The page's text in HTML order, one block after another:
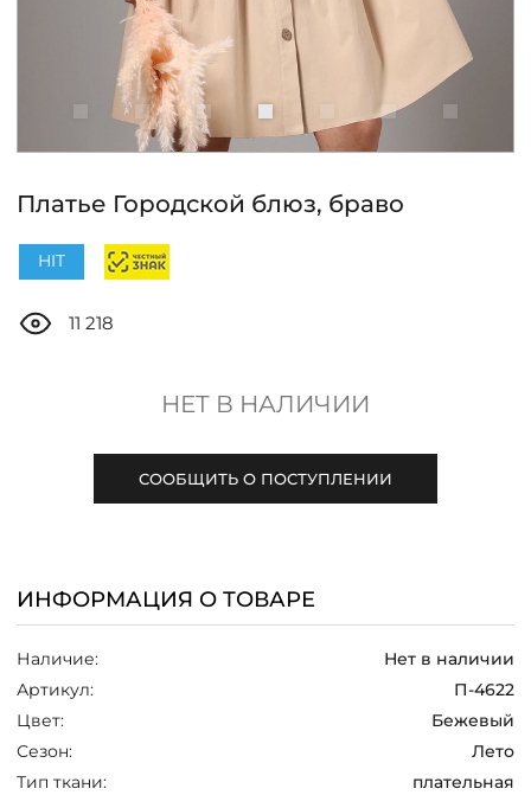
СКИДКИ
ЧАСТО ЗАДАВАЕМЫЕ ВОПРОСЫ
ТАБЛИЦА РАЗМЕРОВ
+7 (800) 511-35-10
MANAGER@DSTREND.RU
ЗАКАЗАТЬ ЗВОНОК
Платье Городской блюз, браво
HIT
11 218
НЕТ В НАЛИЧИИ
СООБЩИТЬ О ПОСТУПЛЕНИИ
ИНФОРМАЦИЯ О ТОВАРЕ
Наличие:
Нет в наличии
Артикул:
П-4622
Цвет:
Бежевый
Сезон:
Лето
Тип ткани:
плательная